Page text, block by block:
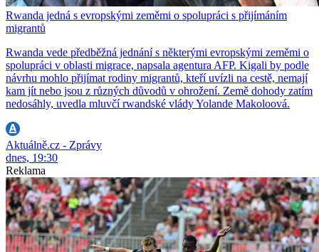
Rwanda jedná s evropskými zeměmi o spolupráci s přijímáním
migrantů
Rwanda vede předběžná jednání s některými evropskými zeměmi o
spolupráci v oblasti migrace, napsala agentura AFP. Kigali by podle
návrhu mohlo přijímat rodiny migrantů, kteří uvízli na cestě, nemají
kam jít nebo jsou z různých důvodů v ohrožení. Země dohody zatím
nedosáhly, uvedla mluvčí rwandské vlády Yolande Makoloová.
Aktuálně.cz - Zprávy
dnes, 19:30
Reklama